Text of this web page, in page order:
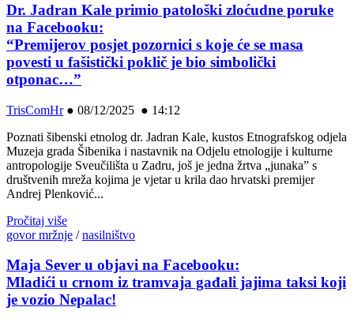
Dr. Jadran Kale primio patološki zloćudne poruke
na Facebooku:
“Premijerov posjet pozornici s koje će se masa
povesti u fašistički poklič je bio simbolički
otponac…”
TrisComHr● 08/12/2025 ● 14:12
Poznati šibenski etnolog dr. Jadran Kale, kustos Etnografskog odjela
Muzeja grada Šibenika i nastavnik na Odjelu etnologije i kulturne
antropologije Sveučilišta u Zadru, još je jedna žrtva „junaka” s
društvenih mreža kojima je vjetar u krila dao hrvatski premijer
Andrej Plenković...
Pročitaj više
govor mržnje /nasilništvo
Maja Sever u objavi na Facebooku:
Mladići u crnom iz tramvaja gađali jajima taksi koji
je vozio Nepalac!